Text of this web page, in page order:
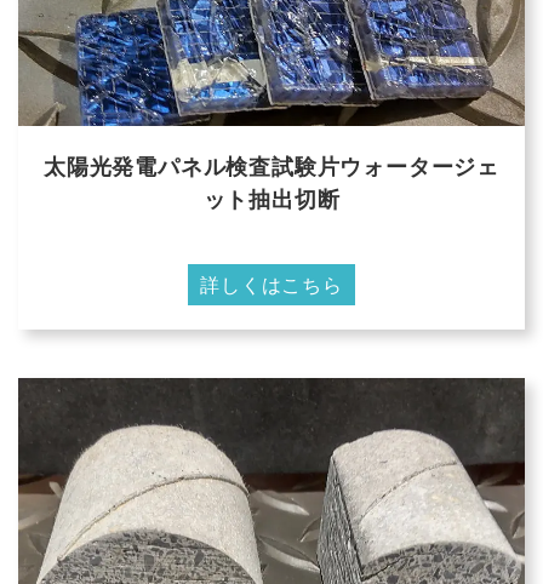
太陽光発電パネル検査試験片ウォータージェ
ット抽出切断
詳しくはこちら